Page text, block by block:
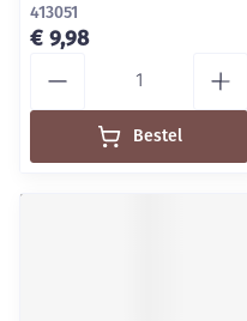
413051
€ 9,98
Bestel